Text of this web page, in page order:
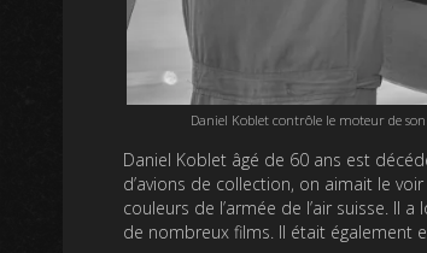
Daniel Koblet contrôle le moteur de
Daniel Koblet âgé de 60 ans est
d’avions de collection, on aimait le
couleurs de l’armée de l’air suisse. Il
de nombreux films. Il était également